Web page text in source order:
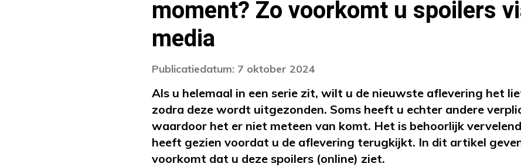
moment? Zo voorkomt u spoilers
media
Publicatiedatum: 7 oktober 2024
Als u helemaal in een serie zit, wilt u de nieuwste aflevering het
zodra deze wordt uitgezonden. Soms heeft u echter andere
waardoor het er niet meteen van komt. Het is behoorlijk
heeft gezien voordat u de aflevering terugkijkt. In dit artikel
voorkomt dat u deze spoilers (online) ziet.